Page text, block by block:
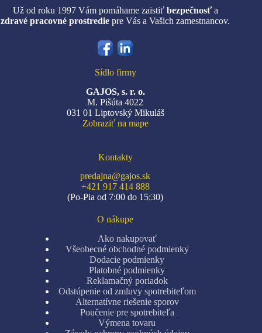
Už od roku 1997 Vám pomáhame zaistiť bezpečnosťa
zdravé pracovné prostredie pre Vás a Vašich zamestnancov.
Sídlo firmy
GAJOS, s. r. o.
M. Pišúta 4022
031 01 Liptovský Mikuláš
Zobraziť na mape
Kontakty
predajna@gajos.sk
+421 917 414 888
(Po-Pia od 7:00 do 15:30)
O nákupe
Ako nakupovať
Všeobecné obchodné podmienky
Dodacie podmienky
Platobné podmienky
Reklamačný poriadok
Odstúpenie od zmluvy spotrebiteľom
Alternatívne riešenie sporov
Poučenie pre spotrebiteľa
Výmena tovaru